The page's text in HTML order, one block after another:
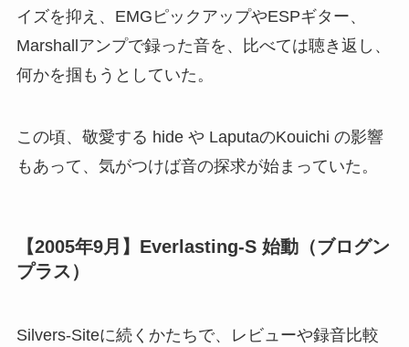
イズを抑え、EMGピックアップやESPギター、
Marshallアンプで録った音を、比べては聴き返し、
何かを掴もうとしていた。
この頃、敬愛する hide や LaputaのKouichi の影響
もあって、気がつけば音の探求が始まっていた。
【2005年9月】Everlasting-S 始動（ブログン
プラス）
Silvers-Siteに続くかたちで、レビューや録音比較